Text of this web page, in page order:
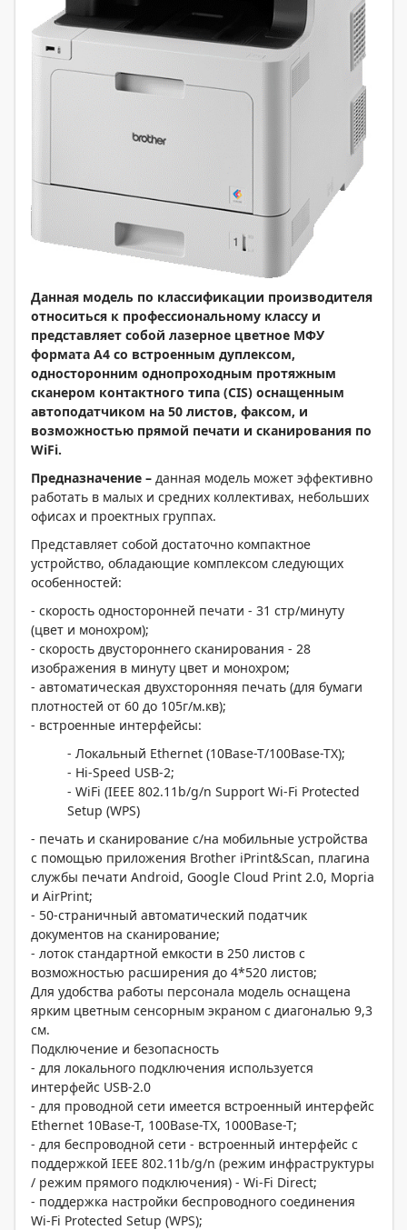
Данная модель по классификации производителя
относиться к профессиональному классу и
представляет собой лазерное цветное МФУ
формата А4 со встроенным дуплексом,
односторонним однопроходным протяжным
сканером контактного типа (CIS) оснащенным
автоподатчиком на 50 листов, факсом, и
возможностью прямой печати и сканирования по
WiFi.
Предназначение – данная модель может эффективно
работать в малых и средних коллективах, небольших
офисах и проектных группах.
Представляет собой достаточно компактное
устройство, обладающие комплексом следующих
особенностей:
- скорость односторонней печати - 31 стр/минуту
(цвет и монохром);
- скорость двустороннего сканирования - 28
изображения в минуту цвет и монохром;
- автоматическая двухсторонняя печать (для бумаги
плотностей от 60 до 105г/м.кв);
- встроенные интерфейсы:
- Локальный Ethernet (10Base-T/100Base-TX);
- Hi-Speed USB-2;
- WiFi (IEEE 802.11b/g/n Support Wi-Fi Protected
Setup (WPS)
- печать и сканирование с/на мобильные устройства
с помощью приложения Brother iPrint&Scan, плагина
службы печати Android, Google Cloud Print 2.0, Mopria
и AirPrint;
- 50-страничный автоматический податчик
документов на сканирование;
- лоток стандартной емкости в 250 листов с
возможностью расширения до 4*520 листов;
Для удобства работы персонала модель оснащена
ярким цветным сенсорным экраном с диагональю 9,3
см.
Подключение и безопасность
- для локального подключения используется
интерфейс USB-2.0
- для проводной сети имеется встроенный интерфейс
Ethernet 10Base-T, 100Base-TX, 1000Base-T;
- для беспроводной сети - встроенный интерфейс с
поддержкой IEEE 802.11b/g/n (режим инфраструктуры
/ режим прямого подключения) - Wi-Fi Direct;
- поддержка настройки беспроводного соединения
Wi-Fi Protected Setup (WPS);